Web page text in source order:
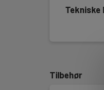
Tekniske
Tilbehør